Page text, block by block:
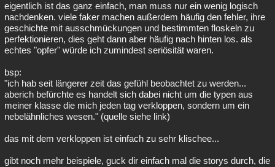
eigentlich ist das ganz einfach, man muss nur ein wenig logisch
nachdenken. viele faker machen außerdem häufig den fehler, ihre
geschichte mit ausschmückungen und bestimmten floskeln zu
perfektionieren, dies geht dann aber häufig nach hinten los. als
echtes "opfer" würde ich zumindest seriösität waren.
bsp:
"ich hab seit längerer zeit das gefühl beobachtet zu werden...
aberich befürchte es handelt sich dabei nicht um die typen aus
meiner klasse die mich jeden tag verkloppen, sondern um ein
nebelähnliches wesen." (quelle siehe link)
das mit dem verkloppen ist einfach zu sehr klischee...
gibt noch mehr beispiele, guck dir einfach mal die storys durch, die